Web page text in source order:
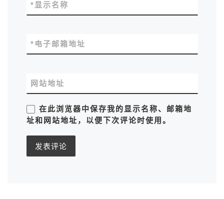
显示名称
*
电子邮箱地址
*
网站地址
在此浏览器中保存我的显示名称、邮箱地
址和网站地址，以便下次评论时使用。